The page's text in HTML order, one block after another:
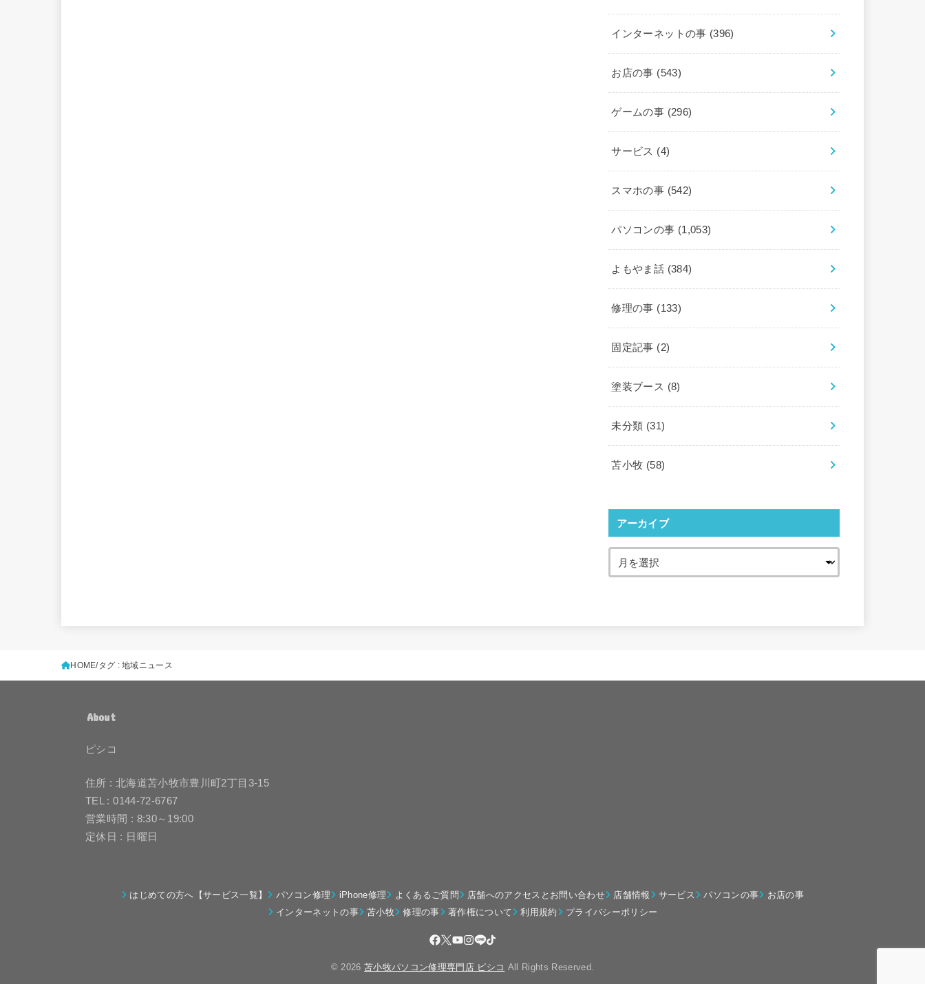
インターネットの事 (396)
お店の事 (543)
ゲームの事 (296)
サービス (4)
スマホの事 (542)
パソコンの事 (1,053)
よもやま話 (384)
修理の事 (133)
固定記事 (2)
塗装ブース (8)
未分類 (31)
苫小牧 (58)
アーカイブ
HOME タグ : 地域ニュース
About
ピシコ
住所 : 北海道苫小牧市豊川町2丁目3-15
TEL : 0144-72-6767
営業時間 : 8:30～19:00
定休日 : 日曜日
はじめての方へ【サービス一覧】 パソコン修理 iPhone修理 よくあるご質問 店舗へのアクセスとお問い合わせ 店舗情報 サービス パソコンの事
お店の事
インターネットの事
苫小牧 修理の事 著作権について 利用規約 プライバシーポリシー
© 2026苫小牧パソコン修理専門店 ピシコ All Rights Reserved.